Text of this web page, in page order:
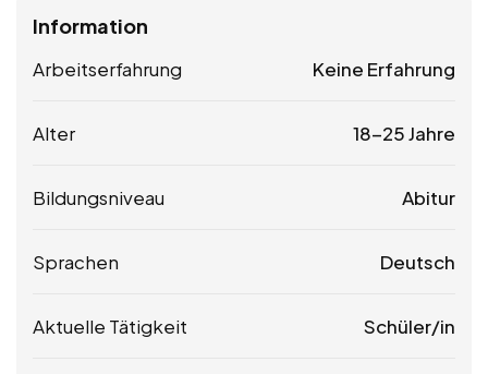
Information
Arbeitserfahrung Keine Erfahrung
Alter 18-25 Jahre
Bildungsniveau Abitur
Sprachen Deutsch
Aktuelle Tätigkeit Schüler/in